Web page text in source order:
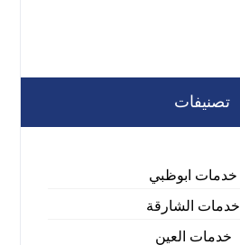
تصنيفات
خدمات ابوظبي
خدمات الشارقة
خدمات العين